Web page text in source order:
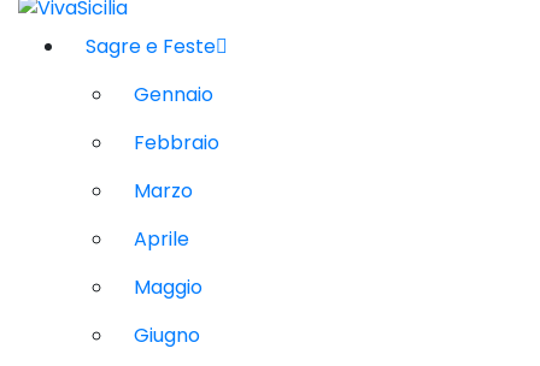
Sagre e Feste
Gennaio
Febbraio
Marzo
Aprile
Maggio
Giugno